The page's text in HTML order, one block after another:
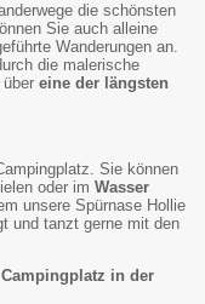
die schönsten
Sie auch alleine
Wanderungen an.
die malerische
eine der längsten
Sie können
oder im Wasser
unsere Spürnase Hollie
und tanzt gerne mit den
in der